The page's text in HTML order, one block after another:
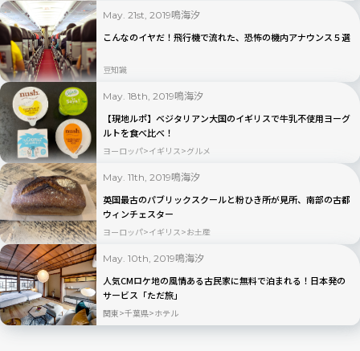
May. 21st, 2019鳴海汐
こんなのイヤだ！飛行機で流れた、恐怖の機内アナウンス５選
豆知識
May. 18th, 2019鳴海汐
【現地ルポ】ベジタリアン大国のイギリスで牛乳不使用ヨーグ
ルトを食べ比べ！
ヨーロッパ イギリス グルメ
May. 11th, 2019鳴海汐
英国最古のパブリックスクールと粉ひき所が見所、南部の古都
ウィンチェスター
ヨーロッパ イギリス お土産
May. 10th, 2019鳴海汐
人気CMロケ地の風情ある古民家に無料で泊まれる！日本発の
サービス「ただ旅」
関東 千葉県 ホテル